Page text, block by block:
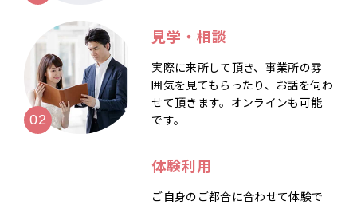
見学・相談
実際に来所して頂き、事業所の雰
囲気を見てもらったり、お話を伺わ
せて頂きます。オンラインも可能
です。
体験利用
ご自身のご都合に合わせて体験で